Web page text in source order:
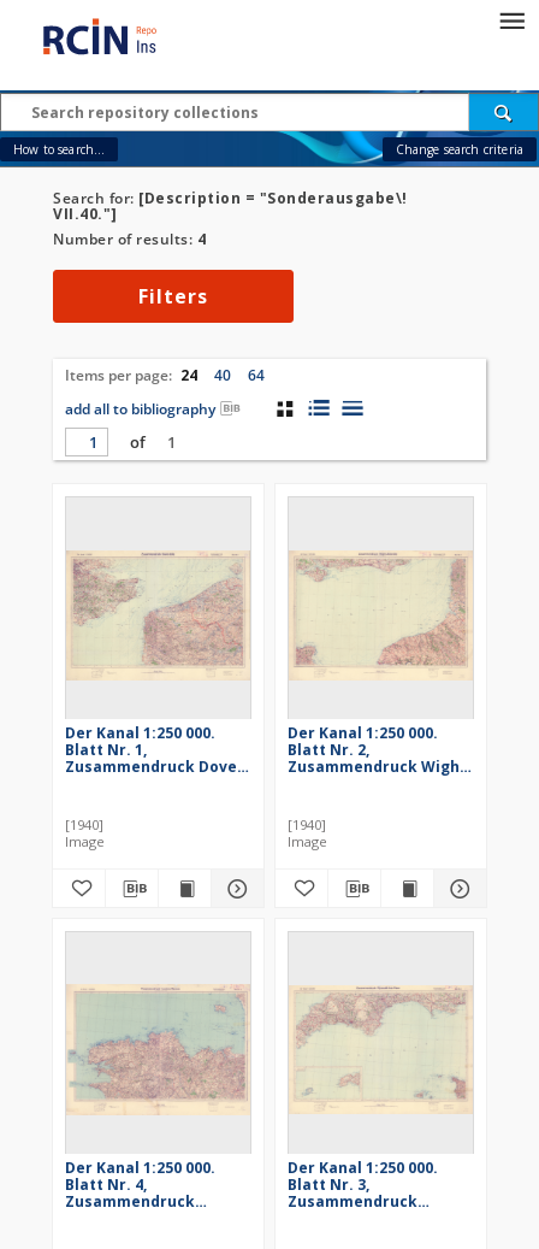
How to search... Change search criteria
Search for: [Description = "Sonderausgabe\!
VII.40."]
Number of results: 4
Filters
Items per page: 24 40
64
add all to bibliography
of
1
Der Kanal 1:250 000.
Blatt Nr. 1,
Zusammendruck Dover
[1940]
Image
Der Kanal 1:250 000.
Blatt Nr. 2,
Zusammendruck Wight
[1940]
Image
Der Kanal 1:250 000.
Blatt Nr. 4,
Zusammendruck
Der Kanal 1:250 000.
Blatt Nr. 3,
Zusammendruck